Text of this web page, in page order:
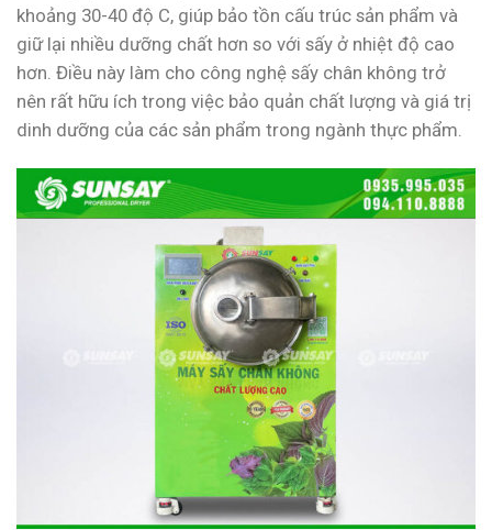
khoảng 30-40 độ C, giúp bảo tồn cấu trúc sản phẩm và
giữ lại nhiều dưỡng chất hơn so với sấy ở nhiệt độ cao
hơn. Điều này làm cho công nghệ sấy chân không trở
nên rất hữu ích trong việc bảo quản chất lượng và giá trị
dinh dưỡng của các sản phẩm trong ngành thực phẩm.